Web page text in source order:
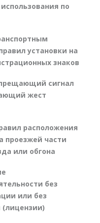
по
установки на
знаков
сигнал
жест
расположения
проезжей части
или обгона
без
или без
(лицензии)